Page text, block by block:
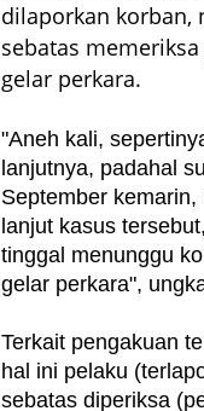
dilaporkan korban,
sebatas
gelar perkara.
"Aneh kali,
lanjutnya, padahal
September
lanjut kasus
tinggal menunggu
gelar perkara",
Terkait pengakuan
hal ini pelaku
sebatas diperiksa